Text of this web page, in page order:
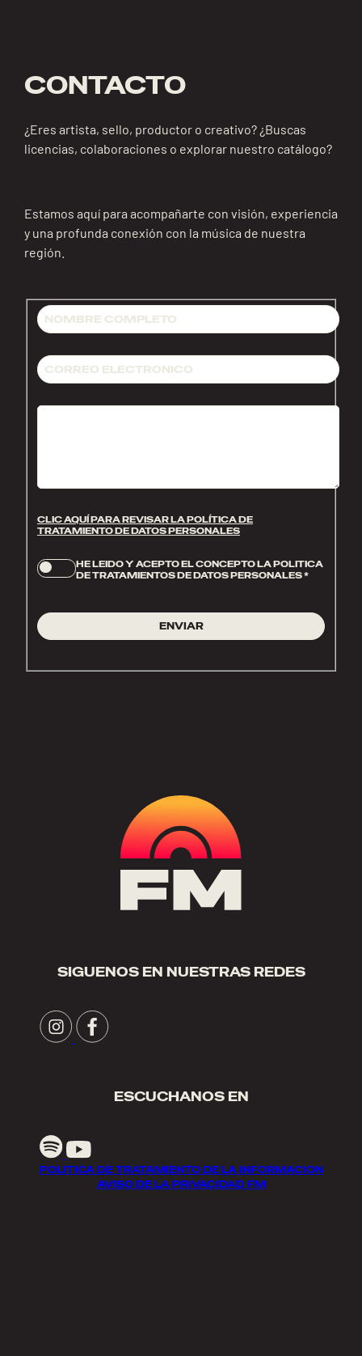
CONTACTO
¿Eres artista, sello, productor o creativo? ¿Buscas
licencias, colaboraciones o explorar nuestro catálogo?
Estamos aquí para acompañarte con visión, experiencia
y una profunda conexión con la música de nuestra
región.
CLIC AQUÍ PARA REVISAR LA POLÍTICA DE
TRATAMIENTO DE DATOS PERSONALES
HE LEIDO Y ACEPTO EL CONCEPTO LA POLITICA
DE TRATAMIENTOS DE DATOS PERSONALES*
ENVIAR
SIGUENOS EN NUESTRAS REDES
ESCUCHANOS EN
POLITICA DE TRATAMIENTO DE LA INFORMACION
AVISO DE LA PRIVACIDAD FM